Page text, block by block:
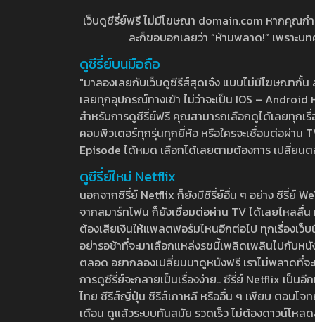
เว็บดูซีรี่ย์ฟรี ไม่มีโฆษณา domain.com หากคุณก
ละก็ขอบอกเลยว่า “ห้ามพลาด!” เพราะ
ดูซีรี่ย์บนมือถือ
"มาลองเลยกับเว็บดูซีรีส์สุดเจ๋ง แบบไม่มีโฆษณากั้
เลยทุกอุปกรณ์ทางเข้า ไม่ว่าจะเป็น IOS –
สำหรับการดูซีรี่ย์ฟรี คุณสามารถเลือกดูได้เลยทุกเ
คอมพิวเตอร์ทุกรุ่นทุกยี่ห้อ หรือใครจะเชื่อมต่อผ่าน
Episode ได้หมด เลือกได้เลยตามต้องการ เปลี่ยน
ดูซีรี่ย์ใหม่ Netflix
นอกจากซีรี่ย์ Netflix ก็ยังมีซีรี่ย์อื่น ๆ อย่าง ซีรี่ย์
จากสมาร์ทโฟน ก็ยังเชื่อมต่อผ่าน TV ได้เลยไหลลื่
ต้องเสียเงินให้แพลตฟอร์มไหนอีกต่อไป ทุกเรื่องเว็
อย่ารอช้าที่จะมาเลือกแหล่งรชนี้เพลิดเพลินไปกับห
ตลอด อยากลองเปลี่ยนมาดูหนังฟรี เราไม่พลาดที่
การดูซีรี่ย์จะกลายเป็นเรื่องง่าย.. ซีรี่ย์ Netflix เป็น
ไทย ซีรีส์ญี่ปุ่น ซีรีส์เกาหลี หรืออื่น ๆ เพียบ ตอบโจท
เดือน ดูแล้วระบบทันสมัย รวดเร็ว ไม่ต้องดาวน์โห